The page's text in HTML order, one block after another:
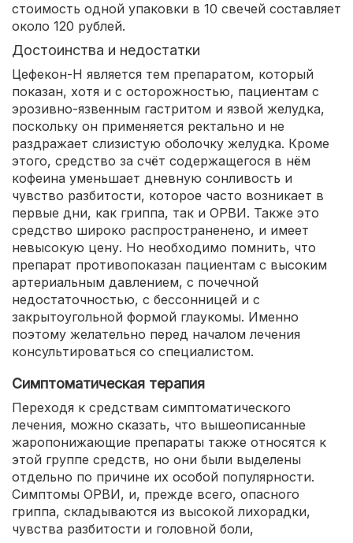
стоимость одной упаковки в 10 свечей составляет
около 120 рублей.
Достоинства и недостатки
Цефекон-Н является тем препаратом, который
показан, хотя и с осторожностью, пациентам с
эрозивно-язвенным гастритом и язвой желудка,
поскольку он применяется ректально и не
раздражает слизистую оболочку желудка. Кроме
этого, средство за счёт содержащегося в нём
кофеина уменьшает дневную сонливость и
чувство разбитости, которое часто возникает в
первые дни, как гриппа, так и ОРВИ. Также это
средство широко распространенено, и имеет
невысокую цену. Но необходимо помнить, что
препарат противопоказан пациентам с высоким
артериальным давлением, с почечной
недостаточностью, с бессонницей и с
закрытоугольной формой глаукомы. Именно
поэтому желательно перед началом лечения
консультироваться со специалистом.
Симптоматическая терапия
Переходя к средствам симптоматического
лечения, можно сказать, что вышеописанные
жаропонижающие препараты также относятся к
этой группе средств, но они были выделены
отдельно по причине их особой популярности.
Симптомы ОРВИ, и, прежде всего, опасного
гриппа, складываются из высокой лихорадки,
чувства разбитости и головной боли,